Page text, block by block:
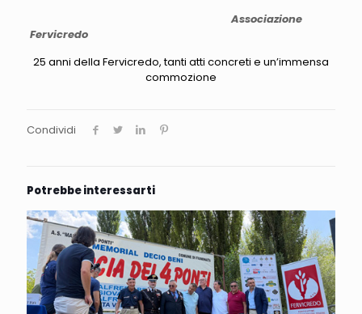
Associazione
Fervicredo
25 anni della Fervicredo, tanti atti concreti e un’immensa
commozione
Condividi
Potrebbe interessarti